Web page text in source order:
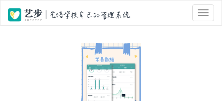
位置 : 首页 > Tag 标签页面 > 招生管理